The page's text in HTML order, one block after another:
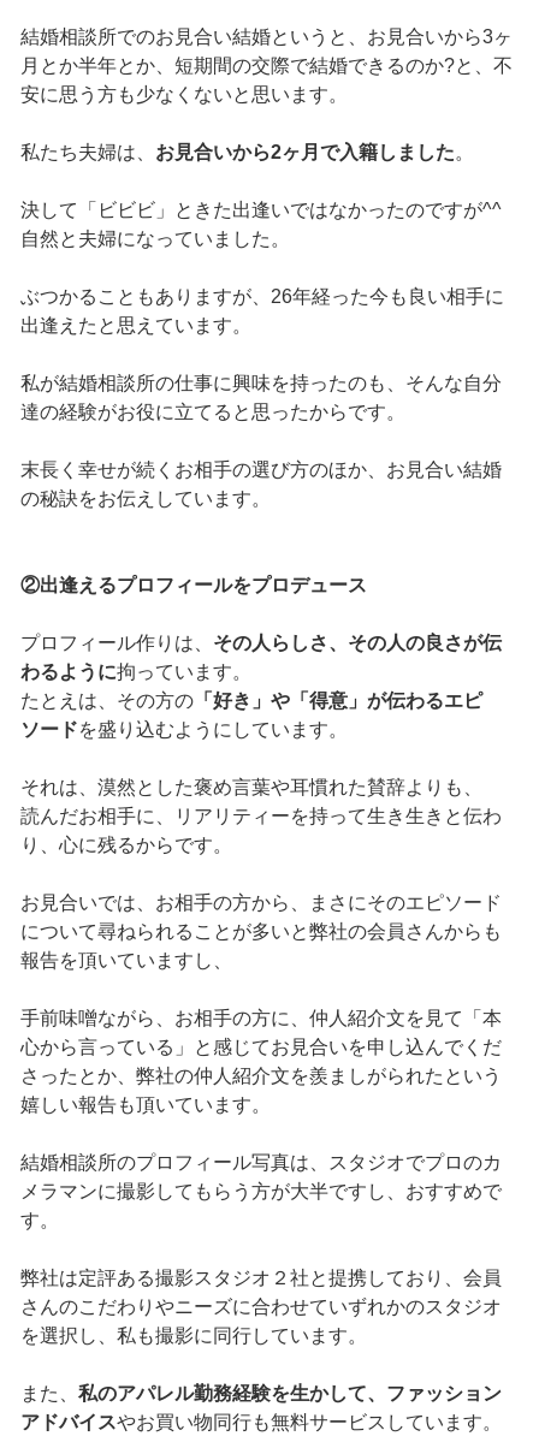
結婚相談所でのお見合い結婚というと、お見合いから3ヶ
月とか半年とか、短期間の交際で結婚できるのか?と、不
安に思う方も少なくないと思います。
私たち夫婦は、 お見合いから2ヶ月で入籍しました。
決して「ビビビ」ときた出逢いではなかったのですが^^
自然と夫婦になっていました。
ぶつかることもありますが、26年経った今も良い相手に
出逢えたと思えています。
私が結婚相談所の仕事に興味を持ったのも、そんな自分
達の経験がお役に立てると思ったからです。
末長く幸せが続くお相手の選び方のほか、お見合い結婚
の秘訣をお伝えしています。
②出逢えるプロフィールをプロデュース
プロフィール作りは、 その人らしさ、その人の良さが伝
わるように拘っています。
たとえは、その方の「好き」や「得意」が伝わるエピ
ソードを盛り込むようにしています。
それは、漠然とした褒め言葉や耳慣れた賛辞よりも、
読んだお相手に、リアリティーを持って生き生きと伝わ
り、心に残るからです。
お見合いでは、お相手の方から、まさにそのエピソード
について尋ねられることが多いと弊社の会員さんからも
報告を頂いていますし、
手前味噌ながら、お相手の方に、仲人紹介文を見て「本
心から言っている」と感じてお見合いを申し込んでくだ
さったとか、弊社の仲人紹介文を羨ましがられたという
嬉しい報告も頂いています。
結婚相談所のプロフィール写真は、スタジオでプロのカ
メラマンに撮影してもらう方が大半ですし、おすすめで
す。
弊社は定評ある撮影スタジオ２社と提携しており、会員
さんのこだわりやニーズに合わせていずれかのスタジオ
を選択し、私も撮影に同行しています。
また、 私のアパレル勤務経験を生かして、ファッション
アドバイスやお買い物同行も無料サービスしています。